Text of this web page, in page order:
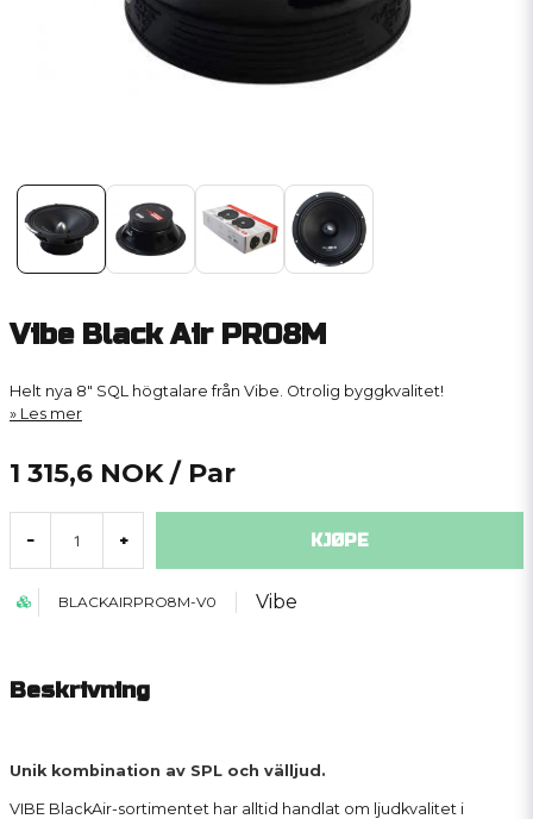
Vibe Black Air PRO8M
Helt nya 8" SQL högtalare från Vibe. Otrolig byggkvalitet!
Les mer
1 315,6 NOK / Par
- + KJØPE
BLACKAIRPRO8M-V0 Vibe
Beskrivning
Unik kombination av SPL och välljud.
VIBE BlackAir-sortimentet har alltid handlat om ljudkvalitet i